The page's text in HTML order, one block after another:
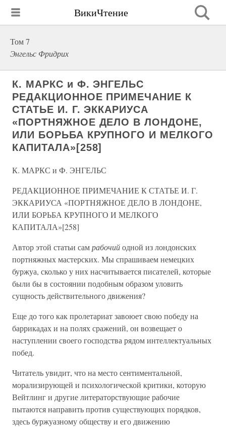
ВикиЧтение
Том 7
Энгельс Фридрих
К. МАРКС и Ф. ЭНГЕЛЬС
РЕДАКЦИОННОЕ ПРИМЕЧАНИЕ К
СТАТЬЕ И. Г. ЭККАРИУСА
«ПОРТНЯЖНОЕ ДЕЛО В ЛОНДОНЕ,
ИЛИ БОРЬБА КРУПНОГО И МЕЛКОГО
КАПИТАЛА»[258]
К. МАРКС и Ф. ЭНГЕЛЬС
РЕДАКЦИОННОЕ ПРИМЕЧАНИЕ К СТАТЬЕ И. Г.
ЭККАРИУСА «ПОРТНЯЖНОЕ ДЕЛО В ЛОНДОНЕ,
ИЛИ БОРЬБА КРУПНОГО И МЕЛКОГО
КАПИТАЛА»[258]
Автор этой статьи самрабочийодной из лондонских
портняжных мастерских. Мы спрашиваем немецких
буржуа, сколько у них насчитывается писателей, которые
были бы в состоянии подобным образом уловить
сущность действительного движения?
Еще до того как пролетариат завоюет свою победу на
баррикадах и на полях сражений, он возвещает о
наступлении своего господства рядом интеллектуальных
побед.
Читатель увидит, что на место сентиментальной,
морализирующей и психологической критики, которую
Вейтлинг и другие литераторствующие рабочие
пытаются направить против существующих порядков,
здесь буржуазному обществу и его движению